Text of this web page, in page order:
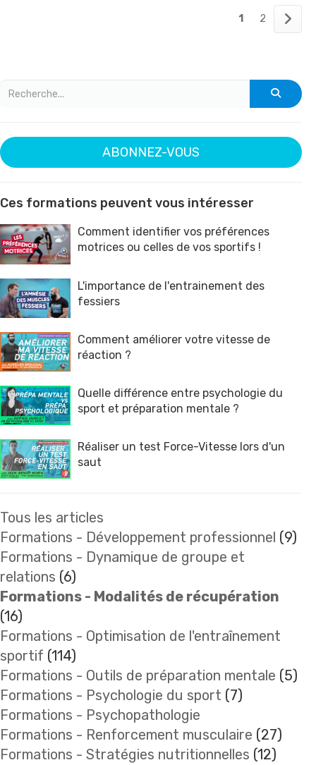
1 2
ABONNEZ-VOUS
Ces formations peuvent vous intéresser
Comment identifier vos préférences
motrices ou celles de vos sportifs !
L'importance de l'entrainement des
fessiers
Comment améliorer votre vitesse de
réaction ?
Quelle différence entre psychologie du
sport et préparation mentale ?
Réaliser un test Force-Vitesse lors d'un
saut
Tous les articles
Formations - Développement professionnel (9)
Formations - Dynamique de groupe et
relations (6)
Formations - Modalités de récupération
(16)
Formations - Optimisation de l'entraînement
sportif (114)
Formations - Outils de préparation mentale (5)
Formations - Psychologie du sport (7)
Formations - Psychopathologie
Formations - Renforcement musculaire (27)
Formations - Stratégies nutritionnelles (12)